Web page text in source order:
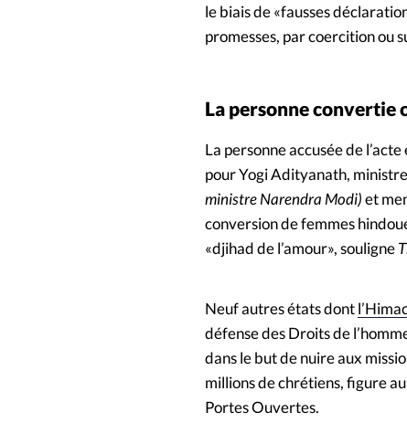
le biais de «fausses
promesses, par coercition ou
La personne convertie
La personne accusée de
pour Yogi Adityanath,
ministre Narendra Modi)et
conversion de femmes
«djihad de l’amour», souligne
Neuf autres états dont
défense des Droits de
dans le but de nuire aux
millions de chrétiens, figure
Portes Ouvertes.